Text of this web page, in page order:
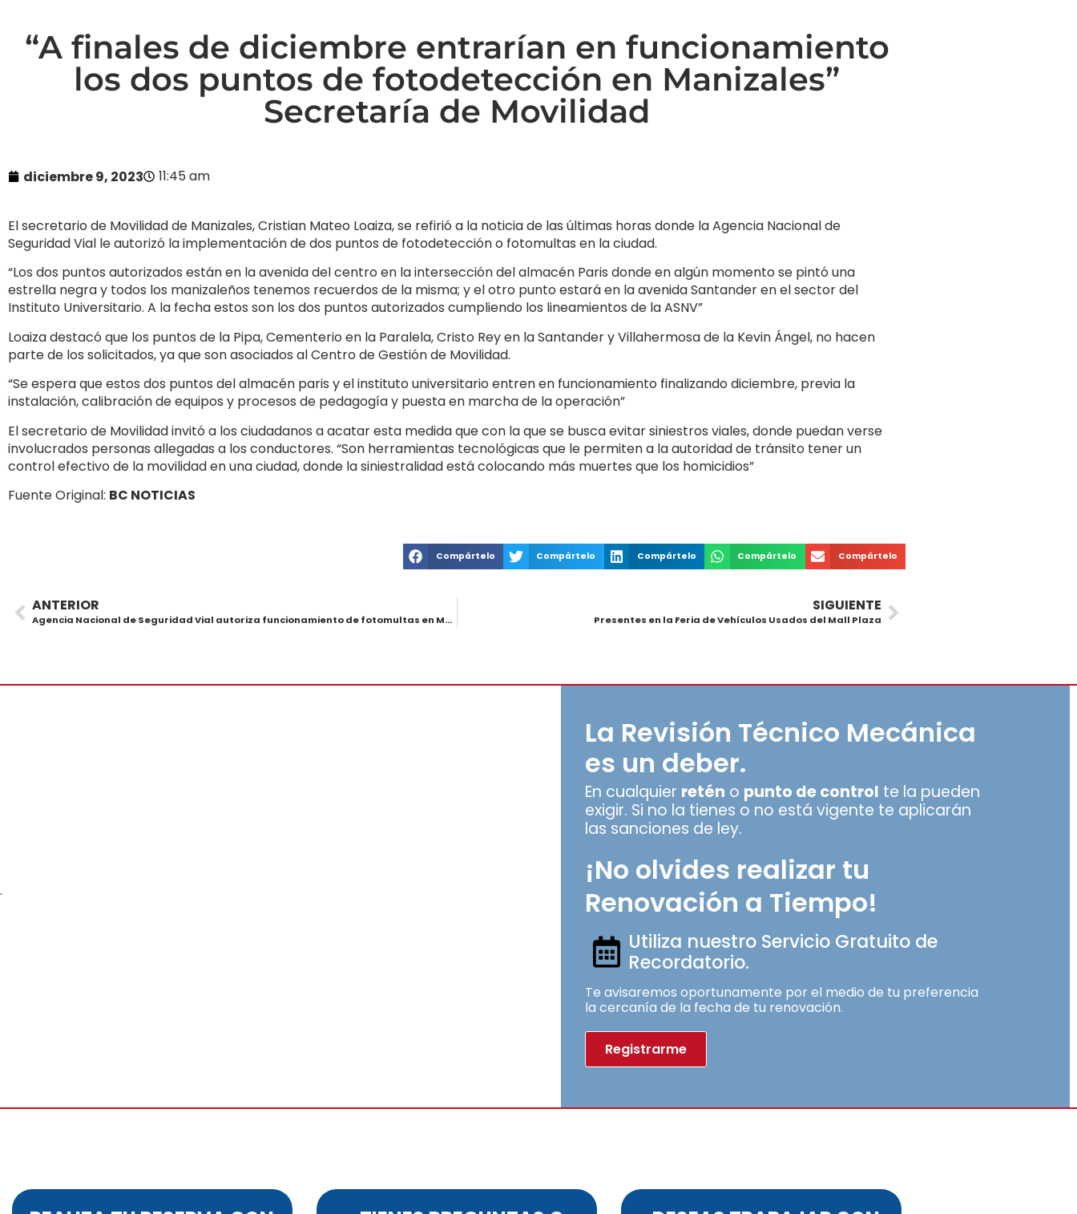
“A finales de diciembre entrarían en funcionamiento
los dos puntos de fotodetección en Manizales”
Secretaría de Movilidad
diciembre 9, 2023 11:45 am
El secretario de Movilidad de Manizales, Cristian Mateo Loaiza, se refirió a la noticia de las últimas horas donde la Agencia Nacional de
Seguridad Vial le autorizó la implementación de dos puntos de fotodetección o fotomultas en la ciudad.
“Los dos puntos autorizados están en la avenida del centro en la intersección del almacén Paris donde en algún momento se pintó una
estrella negra y todos los manizaleños tenemos recuerdos de la misma; y el otro punto estará en la avenida Santander en el sector del
Instituto Universitario. A la fecha estos son los dos puntos autorizados cumpliendo los lineamientos de la ASNV”
Loaiza destacó que los puntos de la Pipa, Cementerio en la Paralela, Cristo Rey en la Santander y Villahermosa de la Kevin Ángel, no hacen
parte de los solicitados, ya que son asociados al Centro de Gestión de Movilidad.
“Se espera que estos dos puntos del almacén paris y el instituto universitario entren en funcionamiento finalizando diciembre, previa la
instalación, calibración de equipos y procesos de pedagogía y puesta en marcha de la operación”
El secretario de Movilidad invitó a los ciudadanos a acatar esta medida que con la que se busca evitar siniestros viales, donde puedan verse
involucrados personas allegadas a los conductores. “Son herramientas tecnológicas que le permiten a la autoridad de tránsito tener un
control efectivo de la movilidad en una ciudad, donde la siniestralidad está colocando más muertes que los homicidios”
Fuente Original: BC NOTICIAS
Compártelo Compártelo Compártelo Compártelo Compártelo
ANTERIOR
Agencia Nacional de Seguridad Vial autoriza funcionamiento de fotomultas en Manizales
SIGUIENTE
Presentes en la Feria de Vehículos Usados del Mall Plaza
.
La Revisión Técnico Mecánica
es un deber.
En cualquier retén o punto de control te la pueden
exigir. Si no la tienes o no está vigente te aplicarán
las sanciones de ley.
¡No olvides realizar tu
Renovación a Tiempo!
Utiliza nuestro Servicio Gratuito de
Recordatorio.
Te avisaremos oportunamente por el medio de tu preferencia
la cercanía de la fecha de tu renovación.
Registrarme